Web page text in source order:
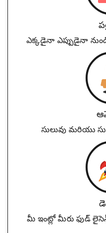
ఎక్కడైనా ఎప్పుడైనా
సులువు మరియు
మీ ఇంట్లో మీరు ఫుడ్